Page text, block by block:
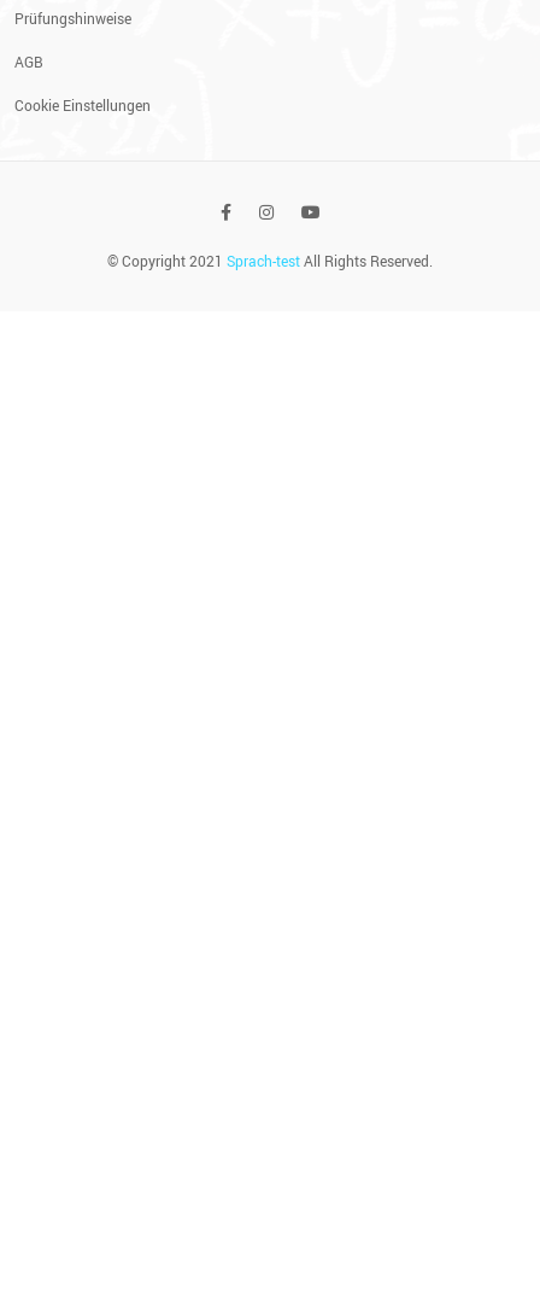
Prüfungshinweise
AGB
Cookie Einstellungen
© Copyright 2021 Sprach-testAll Rights Reserved.